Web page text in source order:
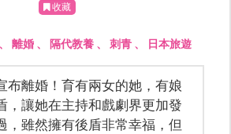
收藏
、離婚 、 隔代教養 、刺青 、 日本旅遊
布離婚！育有兩女的她，有娘
，讓她在主持和戲劇界更加發
，雖然擁有後盾非常幸福，但